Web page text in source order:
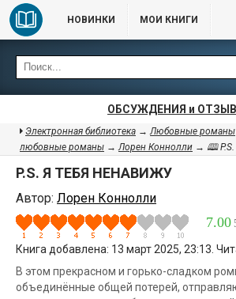
НОВИНКИ МОИ КНИГИ
ОБСУЖДЕНИЯ и
Электронная библиотека →Любовные романы
любовные романы →Лорен Коннолли → 🕮 P.S.
P.S. Я ТЕБЯ НЕНАВИЖУ
Автор: Лорен Коннолли
7.00
Книга добавлена: 13 март 2025, 23:13.
В этом прекрасном и горько-сладком
объединённые общей потерей,